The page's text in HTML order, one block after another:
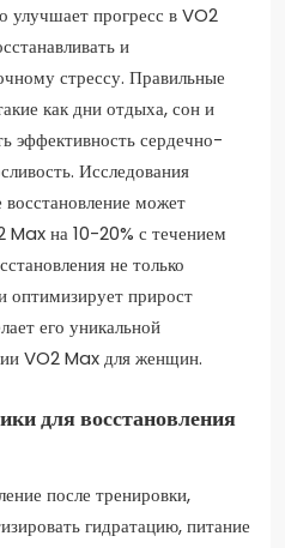
улучшает прогресс в VO2
и
стрессу. Правильные
как дни отдыха, сон и
эффективность сердечно-
Исследования
может
Max на 10-20% с течением
не только
оптимизирует прирост
его уникальной
VO2 Max для женщин.
для восстановления
после тренировки,
гидратацию, питание